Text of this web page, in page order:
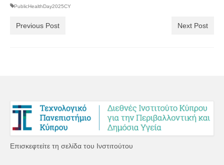
PublicHealthDay2025CY
Previous Post Next Post
Επισκεφτείτε τη σελίδα του Ινστιτούτου